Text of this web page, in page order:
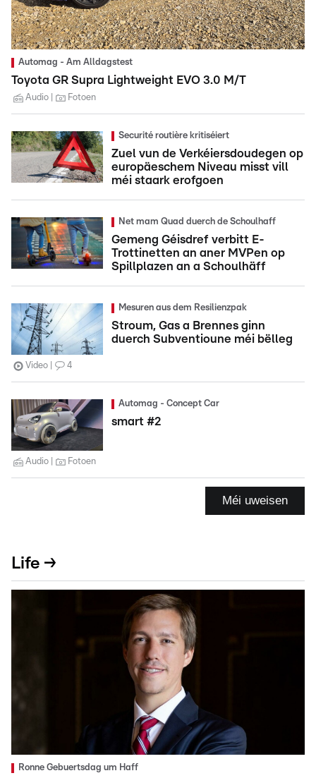
Automag - Am Alldagstest
Toyota GR Supra Lightweight EVO 3.0 M/T
Audio Fotoen
Securité routière kritiséiert
Zuel vun de Verkéiersdoudegen op
europäeschem Niveau misst vill
méi staark erofgoen
Net mam Quad duerch de Schoulhaff
Gemeng Géisdref verbitt E-
Trottinetten an aner MVPen op
Spillplazen an a Schoulhäff
Mesuren aus dem Resilienzpak
Stroum, Gas a Brennes ginn
duerch Subventioune méi bëlleg
Video 4
Automag - Concept Car
smart #2
Audio Fotoen
Méi uweisen
Life →
Ronne Gebuertsdag um Haff